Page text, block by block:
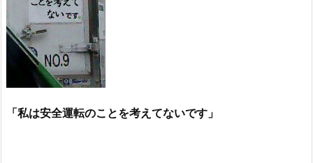
「私は安全運転のことを考えてないです」